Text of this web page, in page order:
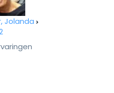
Jolanda